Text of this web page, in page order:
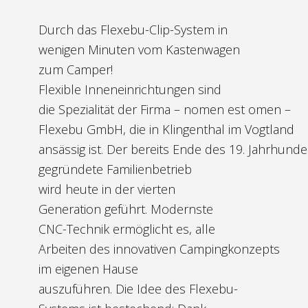
Durch das Flexebu-Clip-System in
wenigen Minuten vom Kastenwagen
zum Camper!
Flexible Inneneinrichtungen sind
die Spezialität der Firma – nomen est omen –
Flexebu GmbH, die in Klingenthal im Vogtland
ansässig ist. Der bereits Ende des 19.
gegründete Familienbetrieb
wird heute in der vierten
Generation geführt. Modernste
CNC-Technik ermöglicht es, alle
Arbeiten des innovativen Campingkonzepts
im eigenen Hause
auszuführen. Die Idee des Flexebu-